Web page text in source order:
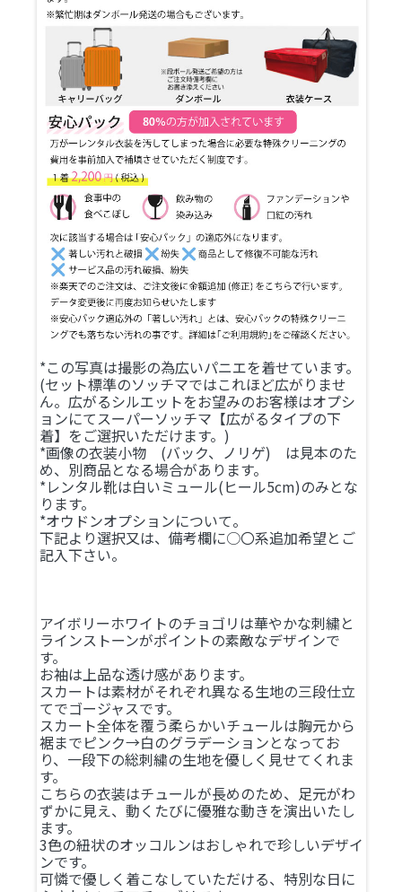
*この写真は撮影の為広いパニエを着せています。
(セット標準のソッチマではこれほど広がりませ
ん。広がるシルエットをお望みのお客様はオプシ
ョンにてスーパーソッチマ【広がるタイプの下
着】をご選択いただけます。)
*画像の衣装小物 (バック、ノリゲ) は見本のた
め、別商品となる場合があります。
*レンタル靴は白いミュール(ヒール5cm)のみとな
ります。
*オウドンオプションについて。
下記より選択又は、備考欄に○〇系追加希望とご
記入下さい。
アイボリーホワイトのチョゴリは華やかな刺繍と
ラインストーンがポイントの素敵なデザインで
す。
お袖は上品な透け感があります。
スカートは素材がそれぞれ異なる生地の三段仕立
てでゴージャスです。
スカート全体を覆う柔らかいチュールは胸元から
裾までピンク→白のグラデーションとなってお
り、一段下の総刺繍の生地を優しく見せてくれま
す。
こちらの衣装はチュールが長めのため、足元がわ
ずかに見え、動くたびに優雅な動きを演出いたし
ます。
3色の紐状のオッコルンはおしゃれで珍しいデザイ
ンです。
可憐で優しく着こなしていただける、特別な日に